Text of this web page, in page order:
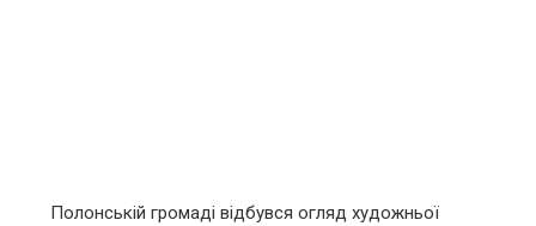
Полонській громаді відбувся огляд художньої